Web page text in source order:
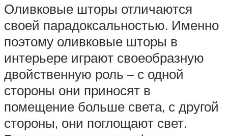
Оливковые шторы отличаются
своей парадоксальностью. Именно
поэтому оливковые шторы в
интерьере играют своеобразную
двойственную роль – с одной
стороны они приносят в
помещение больше света, с другой
стороны, они поглощают свет.